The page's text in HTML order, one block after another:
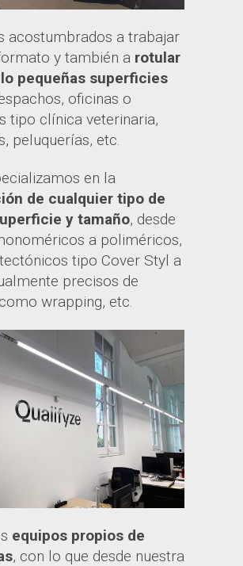
acostumbrados a trabajar
y también a rotular
pequeñas superficies
oficinas o
tipo clínica veterinaria,
peluquerías, etc.
en la
de cualquier tipo de
y tamaño, desde
a poliméricos,
tipo Cover Styl a
precisos de
wrapping, etc.
equipos propios de
, con lo que desde nuestra